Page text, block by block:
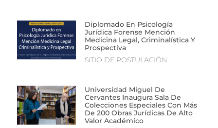
Diplomado En Psicología
Jurídica Forense Mención
Medicina Legal, Criminalística Y
Prospectiva
SITIO DE POSTULACIÓN
Universidad Miguel De
Cervantes Inaugura Sala De
Colecciones Especiales Con Más
De 200 Obras Jurídicas De Alto
Valor Académico